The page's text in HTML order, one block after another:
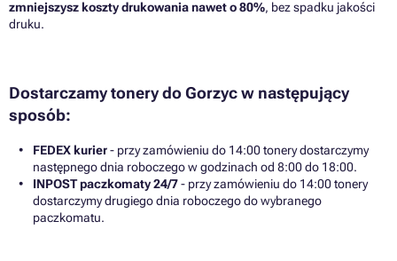
zmniejszysz koszty drukowania nawet o 80%, bez spadku jakości
druku.
Dostarczamy tonery do Gorzyc w następujący
sposób:
FEDEX kurier- przy zamówieniu do 14:00 tonery dostarczymy
następnego dnia roboczego w godzinach od 8:00 do 18:00.
INPOST paczkomaty 24/7- przy zamówieniu do 14:00 tonery
dostarczymy drugiego dnia roboczego do wybranego
paczkomatu.